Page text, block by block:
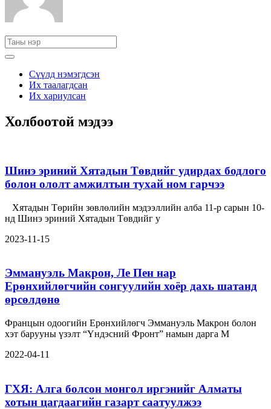
Сүүлд нэмэгдсэн
Их таалагдсан
Их хариулсан
Холбоотой мэдээ
Шинэ эриний Хятадын Төвдийг удирдах бодлого
болон ололт амжилтын тухай ном гарчээ
нд Шинэ эриний Хятадын Төвдийг у
2023-11-15
Эммануэль Макрон, Ле Пен нар
Ерөнхийлөгчийн сонгуулийн хоёр дахь шатанд
өрсөлдөнө
Францын одоогийн Ерөнхийлөгч Эммануэль Макрон болон
хэт барууны үзэлт “Үндэсний Фронт” намын дарга М
2022-04-11
ГХЯ: Алга болсон монгол иргэнийг Алматы
хотын цагдаагийн газарт саатуулжээ